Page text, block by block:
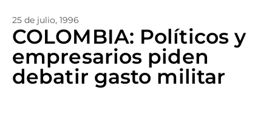
25 de julio, 1996
COLOMBIA: Políticos y
empresarios piden
debatir gasto militar